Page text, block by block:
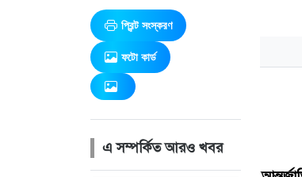
প্রিন্ট সংস্করণ
ফটো কার্ড
এ সম্পর্কিত আরও খবর